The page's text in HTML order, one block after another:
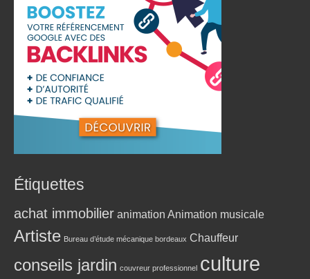
Étiquettes
achat immobilier animation Animation musicale
Artiste Bureau d’étude mécanique bordeaux Chauffeur
conseils jardin couvreur professionnel culture